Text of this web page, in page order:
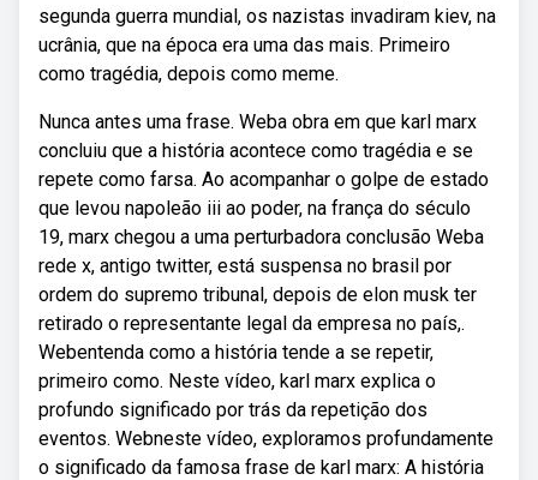
segunda guerra mundial, os nazistas invadiram kiev, na
ucrânia, que na época era uma das mais. Primeiro
como tragédia, depois como meme.
Nunca antes uma frase. Weba obra em que karl marx
concluiu que a história acontece como tragédia e se
repete como farsa. Ao acompanhar o golpe de estado
que levou napoleão iii ao poder, na frança do século
19, marx chegou a uma perturbadora conclusão Weba
rede x, antigo twitter, está suspensa no brasil por
ordem do supremo tribunal, depois de elon musk ter
retirado o representante legal da empresa no país,.
Webentenda como a história tende a se repetir,
primeiro como. Neste vídeo, karl marx explica o
profundo significado por trás da repetição dos
eventos. Webneste vídeo, exploramos profundamente
o significado da famosa frase de karl marx: A história